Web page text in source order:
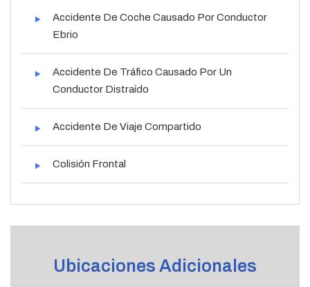
Accidente De Coche Causado Por Conductor
Ebrio
Accidente De Tráfico Causado Por Un
Conductor Distraído
Accidente De Viaje Compartido
Colisión Frontal
Ubicaciones Adicionales